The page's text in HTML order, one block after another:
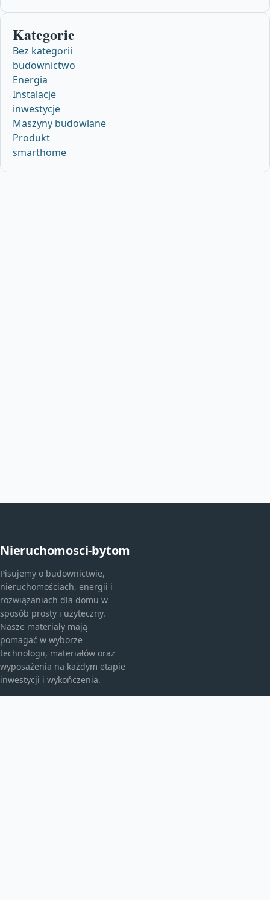
Kategorie
Bez kategorii
budownictwo
Energia
Instalacje
inwestycje
Maszyny budowlane
Produkt
smarthome
Nieruchomosci-bytom
Pisujemy o budownictwie,
nieruchomościach, energii i
rozwiązaniach dla domu w
sposób prosty i użyteczny.
Nasze materiały mają
pomagać w wyborze
technologii, materiałów oraz
wyposażenia na każdym etapie
inwestycji i wykończenia.